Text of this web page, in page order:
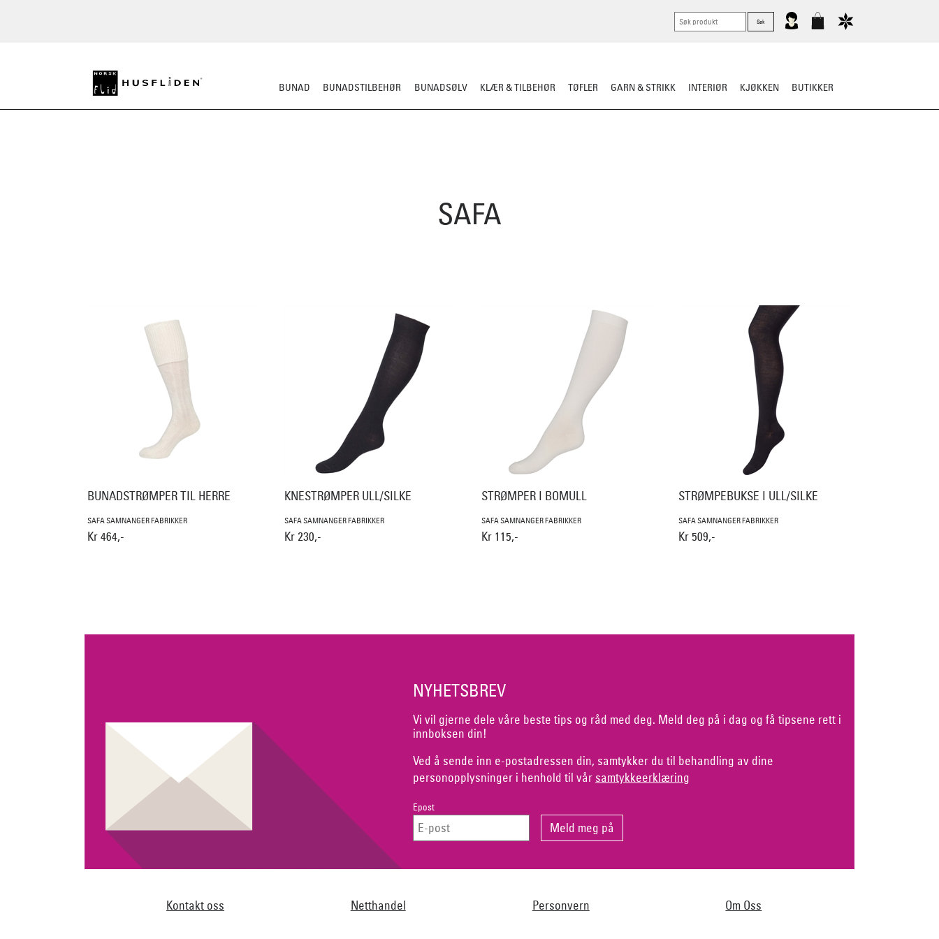
BUNAD BUNADSTILBEHØR BUNADSØLV KLÆR & TILBEHØR TØFLER GARN & STRIKK INTERIØR KJØKKEN BUTIKKER
SAFA
BUNADSTRØMPER TIL HERRE
SAFA SAMNANGER FABRIKKER
Kr 464,-
KNESTRØMPER ULL/SILKE
SAFA SAMNANGER FABRIKKER
Kr 230,-
STRØMPER I BOMULL
SAFA SAMNANGER FABRIKKER
Kr 115,-
STRØMPEBUKSE I ULL/SILKE
SAFA SAMNANGER FABRIKKER
Kr 509,-
NYHETSBREV
Vi vil gjerne dele våre beste tips og råd med deg. Meld deg på i dag og få tipsene rett i
innboksen din!
Ved å sende inn e-postadressen din, samtykker du til behandling av dine
personopplysninger i henhold til vår samtykkeerklæring
Epost
Kontakt oss Netthandel Personvern Om Oss